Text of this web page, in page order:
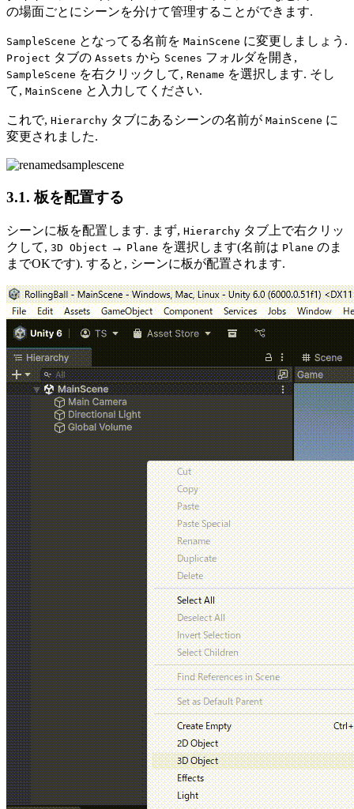
の場面ごとにシーンを分けて管理することができます.
SampleScene となってる名前を MainScene に変更しましょう.
Project タブの Assets から Scenes フォルダを開き,
SampleScene を右クリックして, Rename を選択します. そし
て, MainScene と入力してください.
これで, Hierarchy タブにあるシーンの名前が MainScene に
変更されました.
3.1. 板を配置する
シーンに板を配置します. まず, Hierarchy タブ上で右クリッ
クして, 3D Object → Plane を選択します(名前は Plane のま
までOKです). すると, シーンに板が配置されます.